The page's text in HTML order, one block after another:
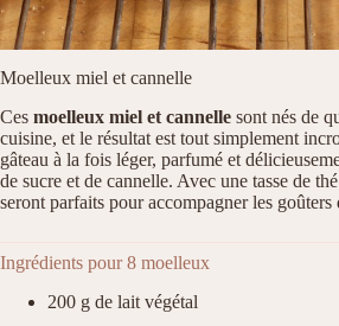
Moelleux miel et cannelle
Ces moelleux miel et cannelle sont nés de
cuisine, et le résultat est tout simplement
gâteau à la fois léger, parfumé et
de sucre et de cannelle. Avec une tasse de
seront parfaits pour accompagner les goûters
Ingrédients pour 8 moelleux
200 g de lait végétal